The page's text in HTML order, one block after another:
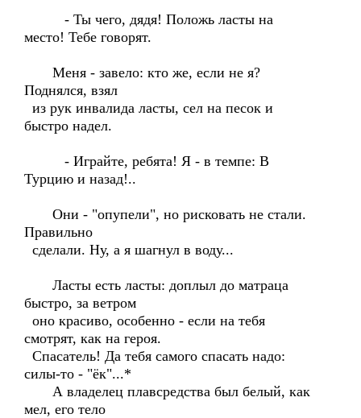
- Ты чего, дядя! Положь ласты на
место! Тебе говорят.
Меня - завело: кто же, если не я?
Поднялся, взял
из рук инвалида ласты, сел на песок и
быстро надел.
- Играйте, ребята! Я - в темпе: В
Турцию и назад!..
Они - "опупели", но рисковать не стали.
Правильно
сделали. Ну, а я шагнул в воду...
Ласты есть ласты: доплыл до матраца
быстро, за ветром
оно красиво, особенно - если на тебя
смотрят, как на героя.
Спасатель! Да тебя самого спасать надо:
силы-то - "ёк"...*
А владелец плавсредства был белый, как
мел, его тело